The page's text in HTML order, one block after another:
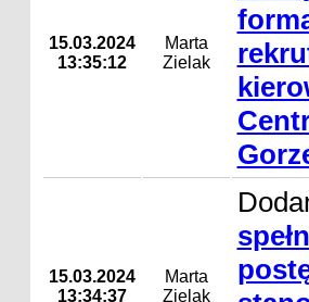
15.03.2024
13:35:12
Marta
Zielak
15.03.2024
13:34:37
Marta
Zielak